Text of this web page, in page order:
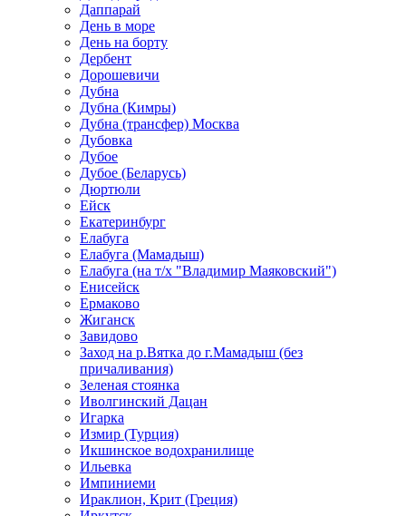
Даппарай
День в море
День на борту
Дербент
Дорошевичи
Дубна
Дубна (Кимры)
Дубна (трансфер) Москва
Дубовка
Дубое
Дубое (Беларусь)
Дюртюли
Ейск
Екатеринбург
Елабуга
Елабуга (Мамадыш)
Елабуга (на т/х "Владимир Маяковский")
Енисейск
Ермаково
Жиганск
Завидово
Заход на р.Вятка до г.Мамадыш (без
причаливания)
Зеленая стоянка
Иволгинский Дацан
Игарка
Измир (Турция)
Икшинское водохранилище
Ильевка
Импиниеми
Ираклион, Крит (Греция)